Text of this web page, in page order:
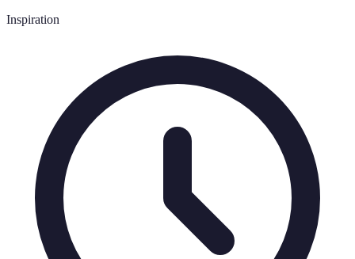
Inspiration